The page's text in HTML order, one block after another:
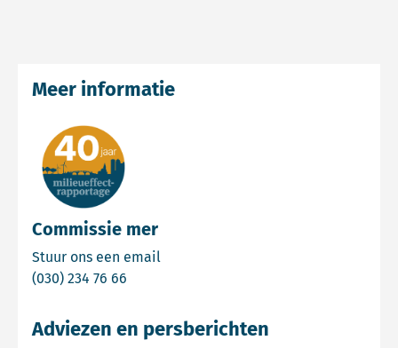
Commissie mer
Stuur ons een email
(030) 234 76 66
Meer informatie
Adviezen en persberichten